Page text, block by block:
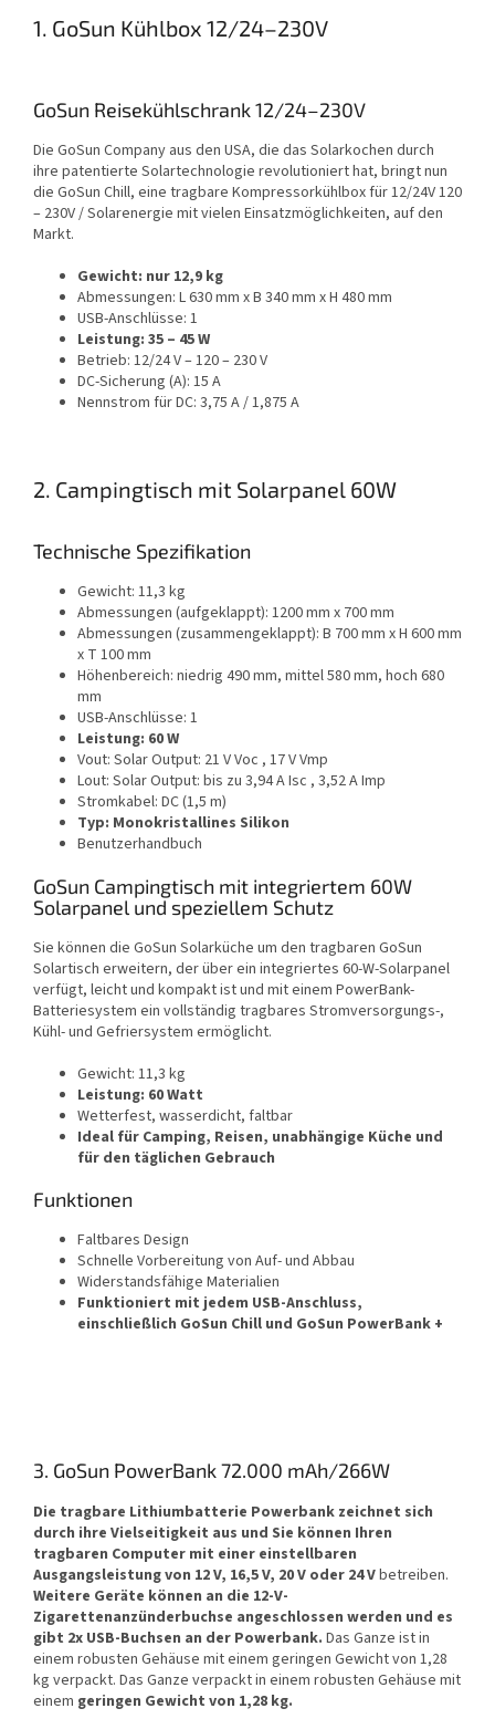
1. GoSun Kühlbox 12/24–230V
GoSun Reisekühlschrank 12/24–230V
Die GoSun Company aus den USA, die das Solarkochen durch
ihre patentierte Solartechnologie revolutioniert hat, bringt nun
die GoSun Chill, eine tragbare Kompressorkühlbox für 12/24V 120
– 230V / Solarenergie mit vielen Einsatzmöglichkeiten, auf den
Markt.
Gewicht: nur 12,9 kg
Abmessungen: L 630 mm x B 340 mm x H 480 mm
USB-Anschlüsse: 1
Leistung: 35 – 45 W
Betrieb: 12/24 V – 120 – 230 V
DC-Sicherung (A): 15 A
Nennstrom für DC: 3,75 A / 1,875 A
2. Campingtisch mit Solarpanel 60W
Technische Spezifikation
Gewicht: 11,3 kg
Abmessungen (aufgeklappt): 1200 mm x 700 mm
Abmessungen (zusammengeklappt): B 700 mm x H 600 mm
x T 100 mm
Höhenbereich: niedrig 490 mm, mittel 580 mm, hoch 680
mm
USB-Anschlüsse: 1
Leistung: 60 W
Vout: Solar Output: 21 V Voc , 17 V Vmp
Lout: Solar Output: bis zu 3,94 A Isc , 3,52 A Imp
Stromkabel: DC (1,5 m)
Typ: Monokristallines Silikon
Benutzerhandbuch
GoSun Campingtisch mit integriertem 60W
Solarpanel und speziellem Schutz
Sie können die GoSun Solarküche um den tragbaren GoSun
Solartisch erweitern, der über ein integriertes 60-W-Solarpanel
verfügt, leicht und kompakt ist und mit einem PowerBank-
Batteriesystem ein vollständig tragbares Stromversorgungs-,
Kühl- und Gefriersystem ermöglicht.
Gewicht: 11,3 kg
Leistung: 60 Watt
Wetterfest, wasserdicht, faltbar
Ideal für Camping, Reisen, unabhängige Küche und
für den täglichen Gebrauch
Funktionen
Faltbares Design
Schnelle Vorbereitung von Auf- und Abbau
Widerstandsfähige Materialien
Funktioniert mit jedem USB-Anschluss,
einschließlich GoSun Chill und GoSun PowerBank +
3. GoSun PowerBank 72.000 mAh/266W
Die tragbare Lithiumbatterie Powerbank zeichnet sich
durch ihre Vielseitigkeit aus und Sie können Ihren
tragbaren Computer mit einer einstellbaren
Ausgangsleistung von 12 V, 16,5 V, 20 V oder 24 Vbetreiben.
Weitere Geräte können an die 12-V-
Zigarettenanzünderbuchse angeschlossen werden und es
gibt 2x USB-Buchsen an der Powerbank. Das Ganze ist in
einem robusten Gehäuse mit einem geringen Gewicht von 1,28
kg verpackt. Das Ganze verpackt in einem robusten Gehäuse mit
einem geringen Gewicht von 1,28 kg.